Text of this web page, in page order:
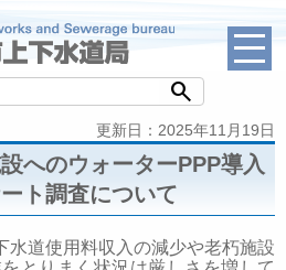
search
更新日：2025年11月19日
へのウォーターPPP導入
ト調査について
道使用料収入の減少や老朽施設